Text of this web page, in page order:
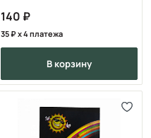
140
35 x 4 платежа
в корзину